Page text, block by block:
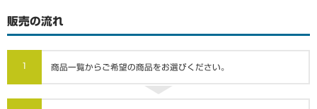
販売の流れ
1 商品一覧からご希望の商品をお選びください。